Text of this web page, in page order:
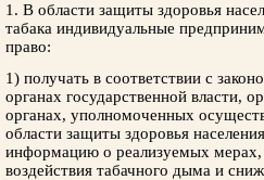
1. В области защиты здоровья
табака индивидуальные
право:
1) получать в соответствии с
органах государственной власти,
органах, уполномоченных
области защиты здоровья
информацию о реализуемых
воздействия табачного дыма и